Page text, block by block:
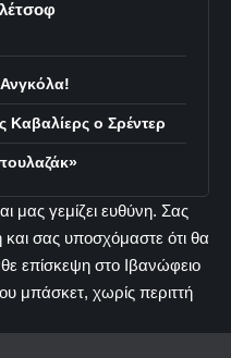
Ανγκόλα!
ο Σρέντερ
μας γεμίζει ευθύνη. Σας
σας υποσχόμαστε ότι θα
επίσκεψη στο Ιβανώφειο
μπάσκετ, χωρίς περιττή